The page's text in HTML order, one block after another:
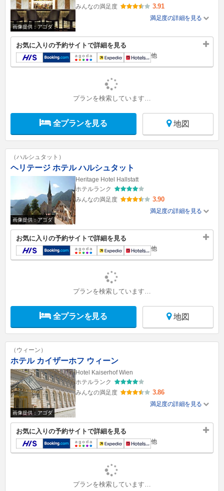
画像提供：アゴダ
みんなの満足度
3.91
満足度の詳細を見る
お気に入りの予約サイトで詳細を見る
他
プランを検索しています…
全プランを見る 地図
（ハルシュタット）
ヘリテージ ホテル ハルシュタット
画像提供：アゴダ
Heritage Hotel Hallstatt
ホテルランク
みんなの満足度
3.90
満足度の詳細を見る
お気に入りの予約サイトで詳細を見る
他
プランを検索しています…
全プランを見る 地図
（ウィーン）
ホテル カイザーホフ ウィーン
画像提供：アゴダ
Hotel Kaiserhof Wien
ホテルランク
みんなの満足度
3.86
満足度の詳細を見る
お気に入りの予約サイトで詳細を見る
他
プランを検索しています…